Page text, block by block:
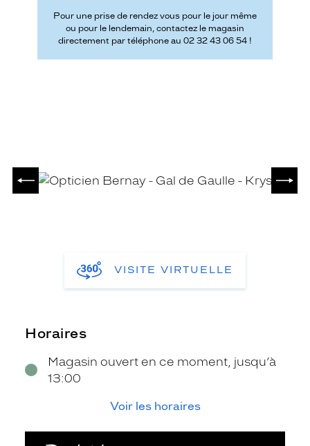
Pour une prise de rendez vous pour le jour même
ou pour le lendemain, contactez le magasin
directement par téléphone au 02 32 43 06 54 !
PRÉCÉDENT
VISITE VIRTUELLE
Horaires
Magasin ouvert en ce moment, jusqu’à
13:00
Voir les horaires